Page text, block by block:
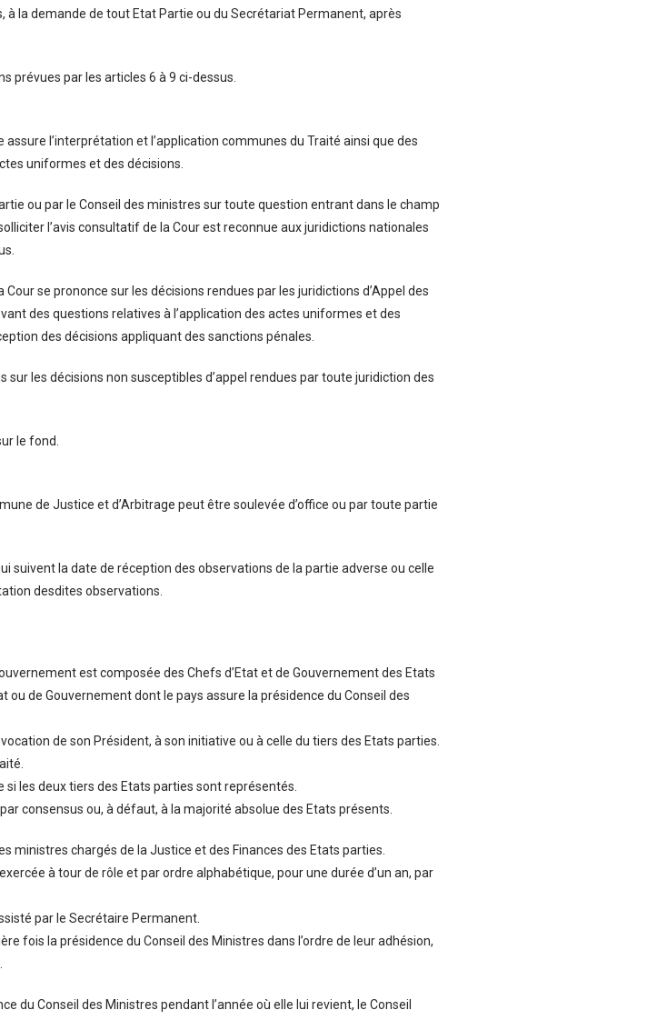
la demande de tout Etat Partie ou du Secrétariat Permanent, après
prévues par les articles 6 à 9 ci-dessus.
assure l’interprétation et l’application communes du Traité ainsi que des
uniformes et des décisions.
ou par le Conseil des ministres sur toute question entrant dans le champ
l’avis consultatif de la Cour est reconnue aux juridictions nationales
se prononce sur les décisions rendues par les juridictions d’Appel des
des questions relatives à l’application des actes uniformes et des
des décisions appliquant des sanctions pénales.
sur les décisions non susceptibles d’appel rendues par toute juridiction des
le fond.
de Justice et d’Arbitrage peut être soulevée d’office ou par toute partie
suivent la date de réception des observations de la partie adverse ou celle
desdites observations.
est composée des Chefs d’Etat et de Gouvernement des Etats
ou de Gouvernement dont le pays assure la présidence du Conseil des
de son Président, à son initiative ou à celle du tiers des Etats parties.
les deux tiers des Etats parties sont représentés.
consensus ou, à défaut, à la majorité absolue des Etats présents.
ministres chargés de la Justice et des Finances des Etats parties.
à tour de rôle et par ordre alphabétique, pour une durée d’un an, par
par le Secrétaire Permanent.
fois la présidence du Conseil des Ministres dans l’ordre de leur adhésion,
du Conseil des Ministres pendant l’année où elle lui revient, le Conseil